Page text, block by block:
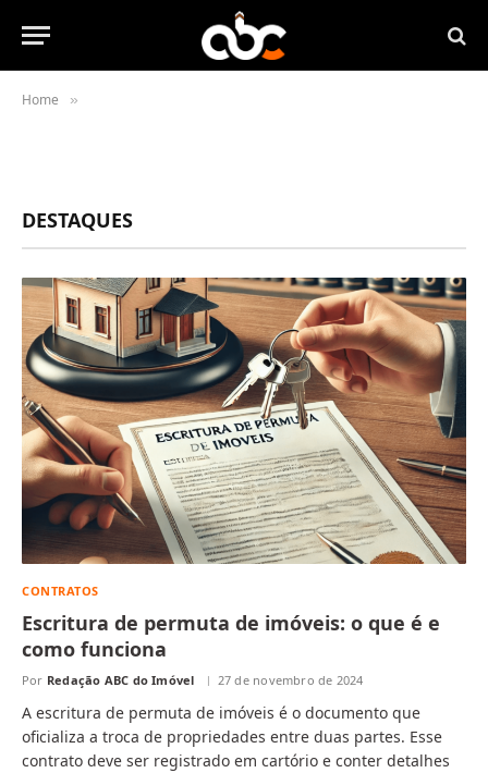
Home »
DESTAQUES
CONTRATOS
Escritura de permuta de imóveis: o que é e
como funciona
Por Redação ABC do Imóvel 27 de novembro de 2024
A escritura de permuta de imóveis é o documento que
oficializa a troca de propriedades entre duas partes. Esse
contrato deve ser registrado em cartório e conter detalhes